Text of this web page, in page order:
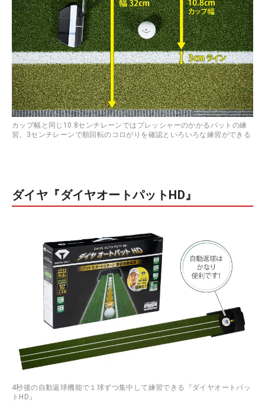
カップ幅と同じ10.8センチレーンではプレッシャーのかかるパットの練
習。3センチレーンで順回転のコロがりを確認といろいろな練習ができる
ダイヤ『ダイヤオートパットHD』
4秒後の自動返球機能で１球ずつ集中して練習できる『ダイヤオートパッ
トHD』